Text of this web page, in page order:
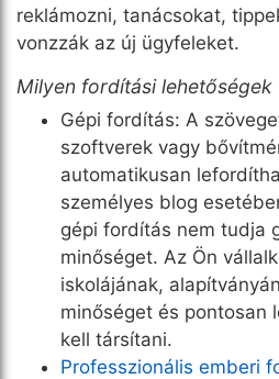
reklámozni, tanácsokat,
vonzzák az új ügyfeleket.
Milyen fordítási lehetőségek
Gépi fordítás: A
szoftverek vagy
automatikusan
személyes blog
gépi fordítás nem tudja
minőséget. Az Ön
iskolájának,
minőséget és
kell társítani.
Professzionális emberi